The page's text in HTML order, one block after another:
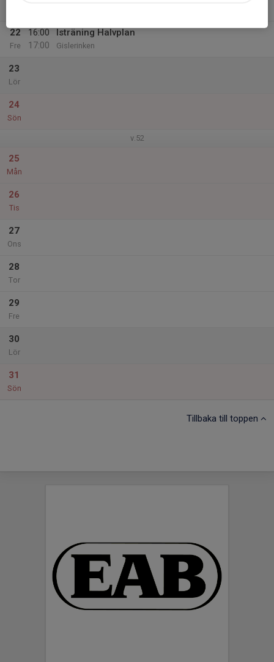
22
Fre
16:00
17:00
Isträning Halvplan
Gislerinken
23
Lör
24
Sön
v.52
25
Mån
26
Tis
27
Ons
28
Tor
29
Fre
30
Lör
31
Sön
Tillbaka till toppen